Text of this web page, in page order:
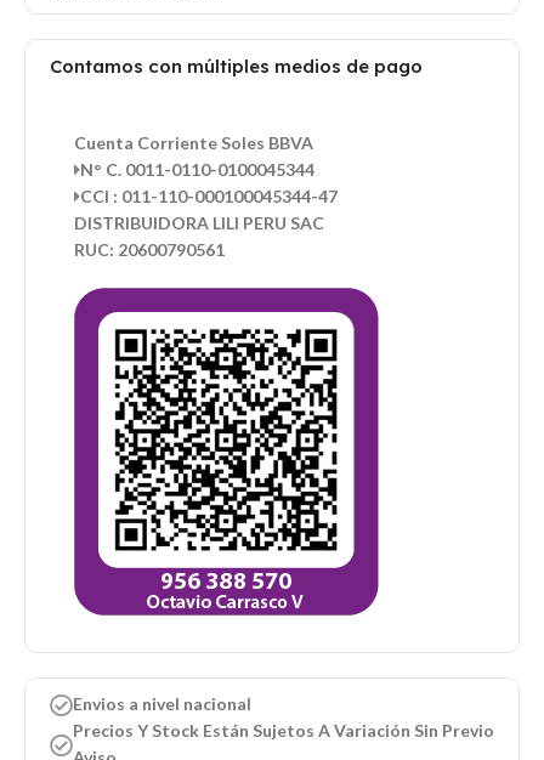
Contamos con múltiples medios de pago
Cuenta Corriente Soles BBVA
N° C. 0011-0110-0100045344
CCI : 011-110-000100045344-47
DISTRIBUIDORA LILI PERU SAC
RUC: 20600790561
Envios a nivel nacional
Precios Y Stock Están Sujetos A Variación Sin Previo